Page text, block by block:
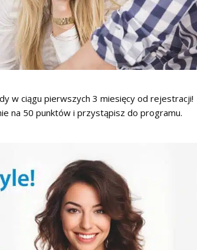
w ciągu pierwszych 3 miesięcy od rejestracji!
na 50 punktów i przystąpisz do programu.